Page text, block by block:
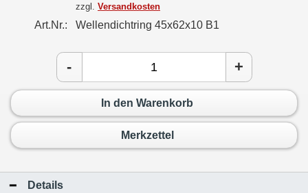
zzgl. Versandkosten
Art.Nr.: Wellendichtring 45x62x10 B1
- +
In den Warenkorb
Merkzettel
Details